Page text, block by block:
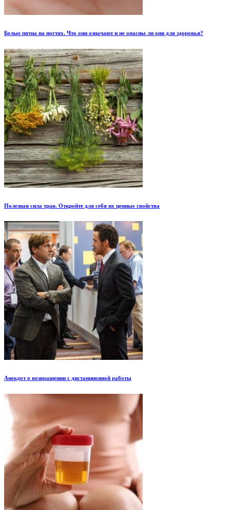
Белые пятна на ногтях. Что они означают и не опасны ли они для здоровья?
Полезная сила трав. Откройте для себя их ценные свойства
Анекдот о возвращении с дистанционной работы